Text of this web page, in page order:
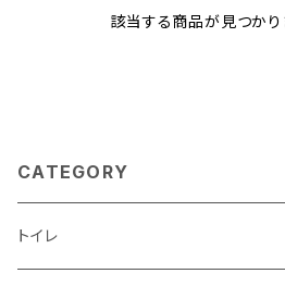
該当する商品が見つかり
CATEGORY
トイレ